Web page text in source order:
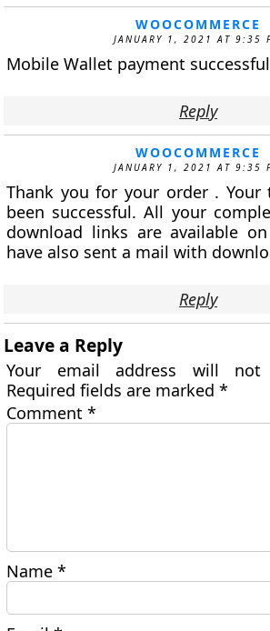
WOOCOMMERCE
JANUARY 1, 2021 AT 9:35
Mobile Wallet payment successful
Reply
WOOCOMMERCE
JANUARY 1, 2021 AT 9:35
Thank you for your order . Your
been successful. All your
download links are available
have also sent a mail with
Reply
Leave a Reply
Your email address will not
Required fields are marked*
Comment*
Name*